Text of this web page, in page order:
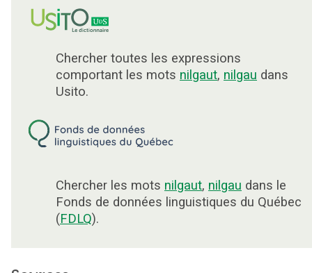
Chercher toutes les expressions
comportant les mots nilgaut, nilgau dans
Usito.
Chercher les mots nilgaut, nilgau dans le
Fonds de données linguistiques du Québec
(FDLQ).